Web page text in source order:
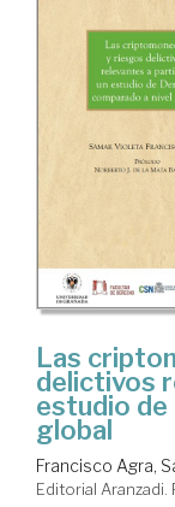
Las
delictivos
estudio de
global
Francisco Agra,
Editorial